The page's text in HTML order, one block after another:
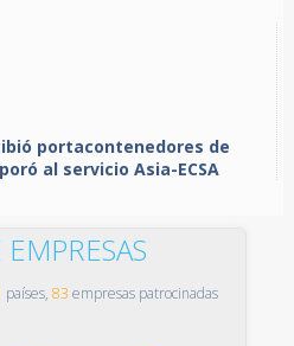
portacontenedores de
al servicio Asia-ECSA
países, 83 empresas patrocinadas